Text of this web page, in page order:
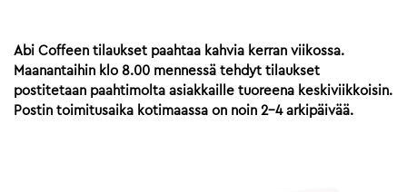
Abi Coffeen tilaukset paahtaa kahvia kerran viikossa.
Maanantaihin klo 8.00 mennessä tehdyt tilaukset
postitetaan paahtimolta asiakkaille tuoreena keskiviikkoisin.
Postin toimitusaika kotimaassa on noin 2-4 arkipäivää.